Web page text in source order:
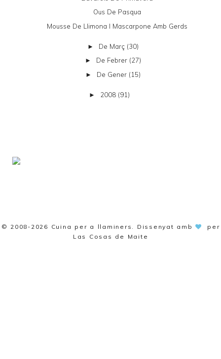
Ous De Pasqua
Mousse De Llimona I Mascarpone Amb Gerds
► De Març (30)
► De Febrer (27)
► De Gener (15)
► 2008 (91)
© 2008-2026 Cuina per a llaminers . Dissenyat amb
per
Las Cosas de Maite